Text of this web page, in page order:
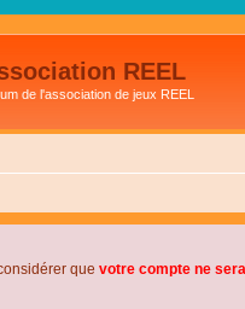
REEL
de l'association de jeux REEL
que votre compte ne